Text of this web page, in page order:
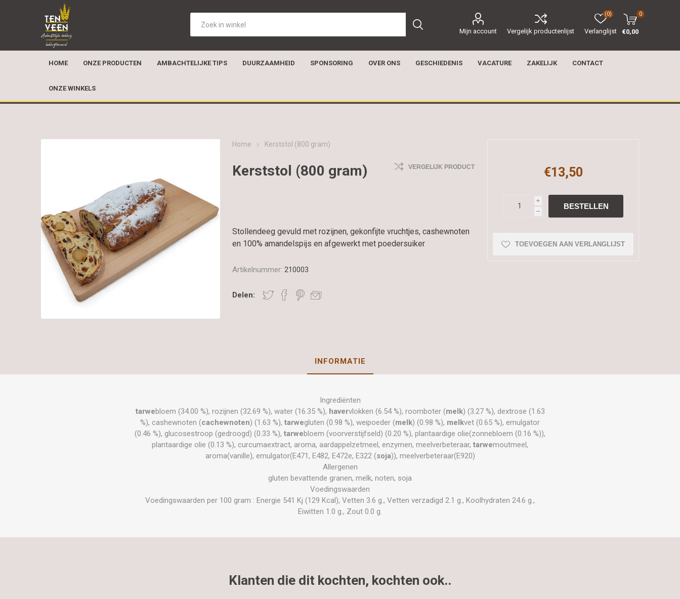
Mijn account Vergelijk productenlijst Verlanglijst
(0) 0
€0,00
HOME ONZE PRODUCTEN AMBACHTELIJKE TIPS DUURZAAMHEID SPONSORING OVER ONS GESCHIEDENIS VACATURE ZAKELIJK CONTACT
ONZE WINKELS
Home Kerststol (800 gram)
Kerststol (800 gram) VERGELIJK PRODUCT
Stollendeeg gevuld met rozijnen, gekonfijte vruchtjes, cashewnoten
en 100% amandelspijs en afgewerkt met poedersuiker
Artikelnummer: 210003
Delen:
€13,50
i
h
TOEVOEGEN AAN VERLANGLIJST
INFORMATIE
Ingrediënten
tarwebloem (34.00 %), rozijnen (32.69 %), water (16.35 %), havervlokken (6.54 %), roomboter (melk) (3.27 %), dextrose (1.63
%), cashewnoten (cachewnoten) (1.63 %), tarwegluten (0.98 %), weipoeder (melk) (0.98 %), melkvet (0.65 %), emulgator
(0.46 %), glucosestroop (gedroogd) (0.33 %), tarwebloem (voorverstijfseld) (0.20 %), plantaardige olie(zonnebloem (0.16 %)),
plantaardige olie (0.13 %), curcumaextract, aroma, aardappelzetmeel, enzymen, meelverbeteraar, tarwemoutmeel,
aroma(vanille), emulgator(E471, E482, E472e, E322 (soja)), meelverbeteraar(E920)
Allergenen
gluten bevattende granen, melk, noten, soja
Voedingswaarden
Voedingswaarden per 100 gram : Energie 541 Kj (129 Kcal), Vetten 3.6 g., Vetten verzadigd 2.1 g., Koolhydraten 24.6 g.,
Eiwitten 1.0 g., Zout 0.0 g.
Klanten die dit kochten, kochten ook..